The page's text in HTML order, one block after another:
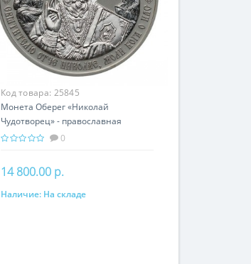
Код товара: 25845
Монета Оберег «Николай
Чудотворец» - православная
святыня
0
14 800.00 р.
В корзину
Наличие: На складе